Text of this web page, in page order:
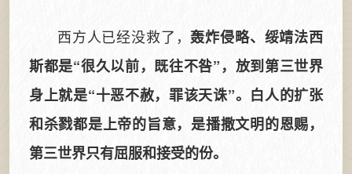
西方人已经没救了， 轰炸侵略、绥靖法西
斯都是“很久以前，既往不咎”，放到第三世界
身上就是“十恶不赦，罪该天诛”。白人的扩张
和杀戮都是上帝的旨意，是播撒文明的恩赐，
第三世界只有屈服和接受的份。